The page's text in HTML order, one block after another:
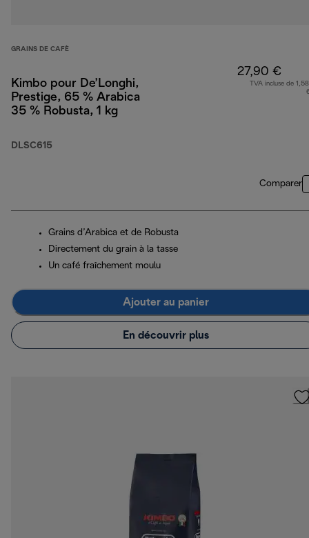
GRAINS DE CAFÈ
Kimbo pour De’Longhi,
Prestige, 65 % Arabica
35 % Robusta, 1 kg
DLSC615
27,90 €
TVA incluse de
Comparer
Grains d’Arabica et de Robusta
Directement du grain à la tasse
Un café fraîchement moulu
Ajouter au panier
En découvrir plus